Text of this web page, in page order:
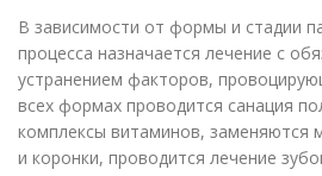
В зависимости от формы и стадии
процесса назначается лечение с
устранением факторов,
всех формах проводится санация
комплексы витаминов, заменяются
и коронки, проводится лечение